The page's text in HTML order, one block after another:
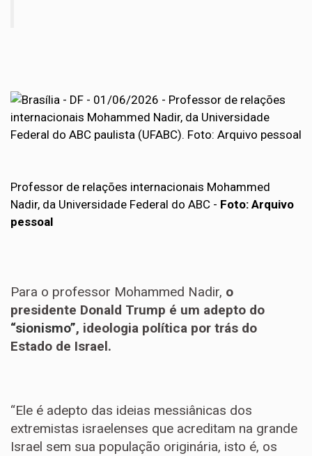
Professor de relações internacionais Mohammed
Nadir, da Universidade Federal do ABC - Foto: Arquivo
pessoal
Para o professor Mohammed Nadir, o
presidente Donald Trump é um adepto do
“sionismo”, ideologia política por trás do
Estado de Israel.
“Ele é adepto das ideias messiânicas dos
extremistas israelenses que acreditam na grande
Israel sem sua população originária, isto é, os